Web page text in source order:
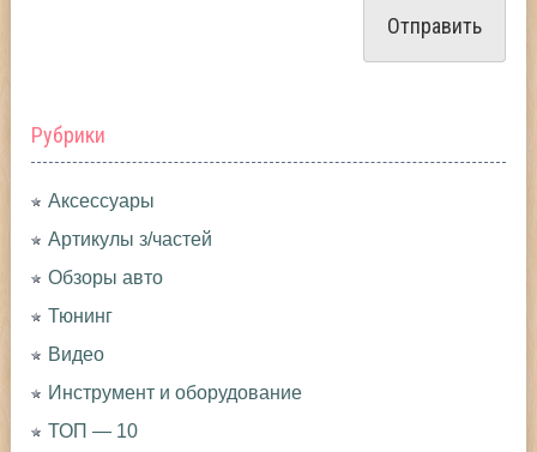
Рубрики
Аксессуары
Артикулы з/частей
Обзоры авто
Тюнинг
Видео
Инструмент и оборудование
ТОП — 10